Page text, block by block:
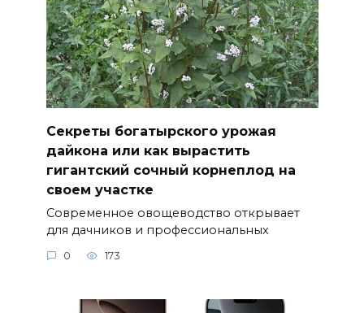
Секреты богатырского урожая
дайкона или как вырастить
гигантский сочный корнеплод на
своем участке
Современное овощеводство открывает
для дачников и профессиональных
0 173